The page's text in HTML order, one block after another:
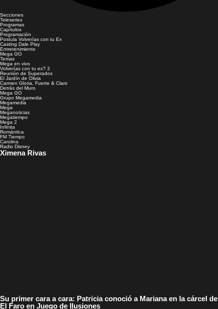
Secciones
Teleseries
Programas
Capítulos
Programación
Postula Volverías con tu Ex
Casting Dale Play
Entretenimiento
Mega GO
Temas
Mega en vivo
Volverías con tu ex? 2
Reunión de Superados
El Jardín de Olivia
Carmen Gloria, Fuerte & Claro
Detrás del Muro
Mega GO
Grupo Megamedia
Megamedia
Mega
Meganoticias
Megatiempo
Mega 2
Infinita
Romántica
FM Tiempo
Carolina
Radio Disney
Ximena Rivas
Su primer cara a cara: Patricia conoció a Mariana en la cárcel de
El Faro en Juego de Ilusiones